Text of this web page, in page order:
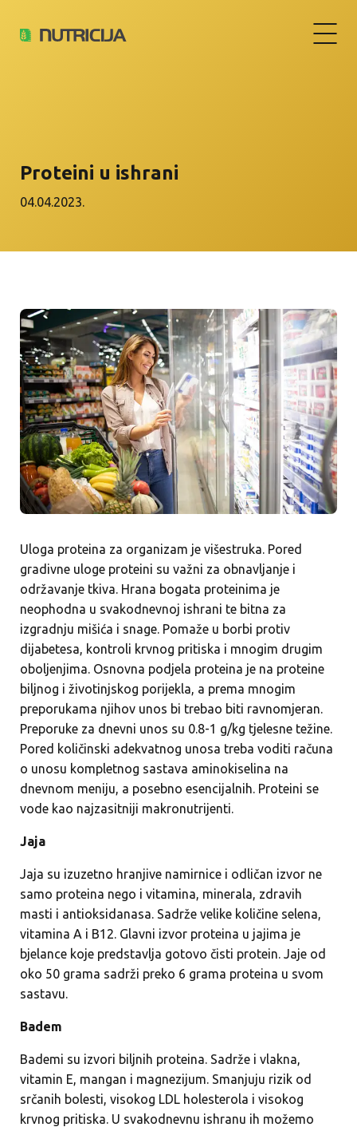
Proteini u ishrani
04.04.2023.
Uloga proteina za organizam je višestruka. Pored
gradivne uloge proteini su važni za obnavljanje i
održavanje tkiva. Hrana bogata proteinima je
neophodna u svakodnevnoj ishrani te bitna za
izgradnju mišića i snage. Pomaže u borbi protiv
dijabetesa, kontroli krvnog pritiska i mnogim drugim
oboljenjima. Osnovna podjela proteina je na proteine
biljnog i životinjskog porijekla, a prema mnogim
preporukama njihov unos bi trebao biti ravnomjeran.
Preporuke za dnevni unos su 0.8-1 g/kg tjelesne težine.
Pored količinski adekvatnog unosa treba voditi računa
o unosu kompletnog sastava aminokiselina na
dnevnom meniju, a posebno esencijalnih. Proteini se
vode kao najzasitniji makronutrijenti.
Jaja
Jaja su izuzetno hranjive namirnice i odličan izvor ne
samo proteina nego i vitamina, minerala, zdravih
masti i antioksidanasa. Sadrže velike količine selena,
vitamina A i B12. Glavni izvor proteina u jajima je
bjelance koje predstavlja gotovo čisti protein. Jaje od
oko 50 grama sadrži preko 6 grama proteina u svom
sastavu.
Badem
Bademi su izvori biljnih proteina. Sadrže i vlakna,
vitamin E, mangan i magnezijum. Smanjuju rizik od
srčanih bolesti, visokog LDL holesterola i visokog
krvnog pritiska. U svakodnevnu ishranu ih možemo